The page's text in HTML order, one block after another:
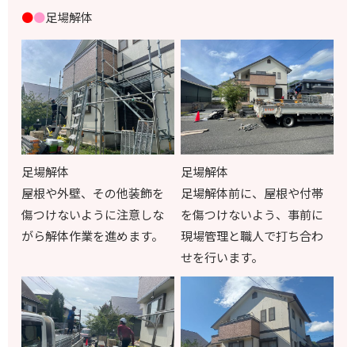
●●足場解体
足場解体
屋根や外壁、その他装飾を
傷つけないように注意しな
がら解体作業を進めます。
足場解体
足場解体前に、屋根や付帯
を傷つけないよう、事前に
現場管理と職人で打ち合わ
せを行います。